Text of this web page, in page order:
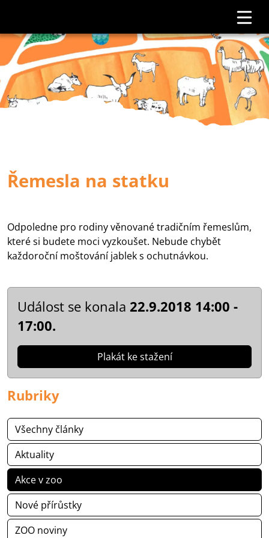
Řemesla na statku
Odpoledne pro rodiny věnované tradičním řemeslům,
které si budete moci vyzkoušet. Nebude chybět
každoroční moštování jablek s ochutnávkou.
Událost se konala 22.9.2018 14:00 -
17:00.
Plakát ke stažení
Rubriky
Všechny články
Aktuality
Akce v zoo
Nové přírůstky
ZOO noviny